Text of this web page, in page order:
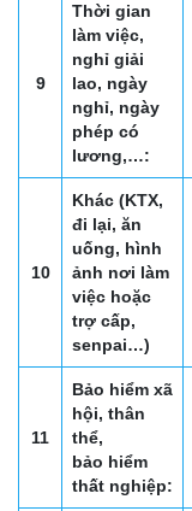
9
Thời gian
làm việc,
nghỉ giải
lao, ngày
nghỉ, ngày
phép có
lương,…:
10
Khác (KTX,
đi lại, ăn
uống, hình
ảnh nơi làm
việc hoặc
trợ cấp,
senpai…)
11
Bảo hiểm xã
hội, thân
thể,
bảo hiểm
thất nghiệp: